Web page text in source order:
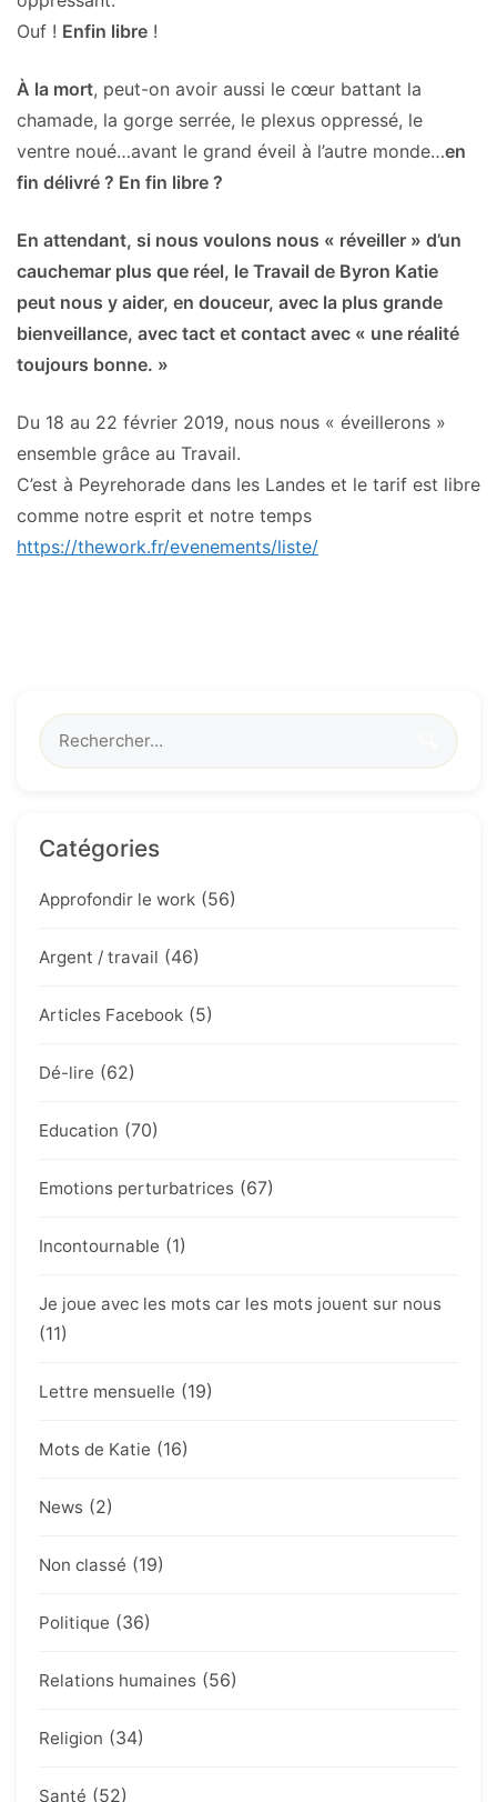
Ouf ! Enfin libre !
À la mort, peut-on avoir aussi le cœur battant la
chamade, la gorge serrée, le plexus oppressé, le
ventre noué…avant le grand éveil à l’autre monde…en
fin délivré ? En fin libre ?
En attendant, si nous voulons nous « réveiller » d’un
cauchemar plus que réel, le Travail de Byron Katie
peut nous y aider, en douceur, avec la plus grande
bienveillance, avec tact et contact avec « une réalité
toujours bonne. »
Du 18 au 22 février 2019, nous nous « éveillerons »
ensemble grâce au Travail.
C’est à Peyrehorade dans les Landes et le tarif est libre
comme notre esprit et notre temps
https://thework.fr/evenements/liste/
Catégories
Approfondir le work (56)
Argent / travail (46)
Articles Facebook (5)
Dé-lire (62)
Education (70)
Emotions perturbatrices (67)
Incontournable (1)
Je joue avec les mots car les mots jouent sur nous
(11)
Lettre mensuelle (19)
Mots de Katie (16)
News (2)
Non classé (19)
Politique (36)
Relations humaines (56)
Religion (34)
Santé (52)